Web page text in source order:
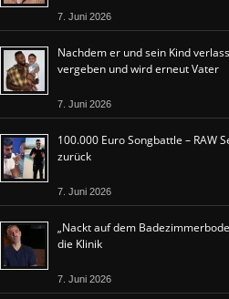
7. Juni 2026
Nachdem er und sein Kind
vergeben und wird erneut Vater
7. Juni 2026
100.000 Euro Songbattle – RAW
zurück
7. Juni 2026
„Nackt auf dem
die Klinik
7. Juni 2026